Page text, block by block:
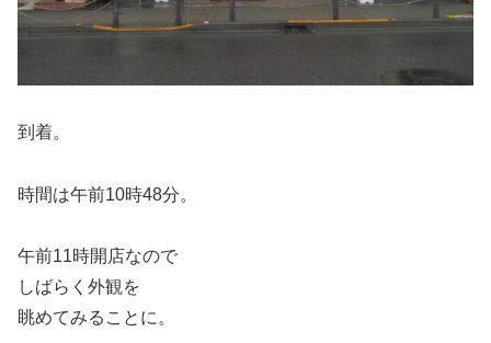
到着。
時間は午前10時48分。
午前11時開店なので
しばらく外観を
眺めてみることに。